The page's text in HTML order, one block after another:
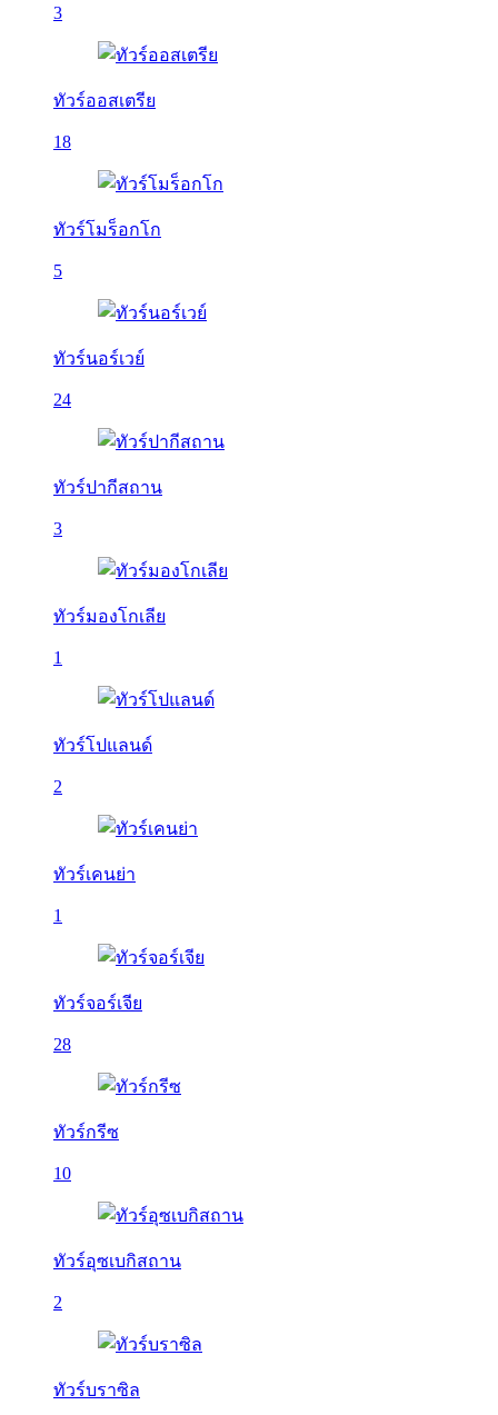
3
ทัวร์ออสเตรีย
18
ทัวร์โมร็อกโก
5
ทัวร์นอร์เวย์
24
ทัวร์ปากีสถาน
3
ทัวร์มองโกเลีย
1
ทัวร์โปแลนด์
2
ทัวร์เคนย่า
1
ทัวร์จอร์เจีย
28
ทัวร์กรีซ
10
ทัวร์อุซเบกิสถาน
2
ทัวร์บราซิล